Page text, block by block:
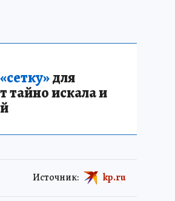
для
тайно искала и
Источник: kp.ru